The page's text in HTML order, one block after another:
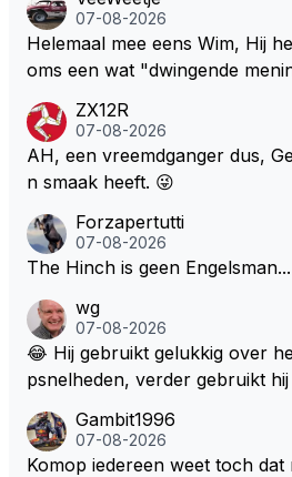
07-08-2026
Helemaal mee eens Wim, Hij heeft net als Olav Mol s
oms een wat "dwingende
l bij Windsor op te roepen.
aces zijn dit leuke berichtjes
ZX12R
07-08-2026
AH, een vreemdganger dus,
n smaak heeft. 😜
Forzapertutti
07-08-2026
The Hinch is geen Engelsman...
wg
07-08-2026
😂 Hij gebruikt gelukkig over
psnelheden, verder gebruikt
een bocht zegt helemaal niets,
eeft hij sowieso gelijk 😂.
Gambit1996
07-08-2026
Komop iedereen weet toch